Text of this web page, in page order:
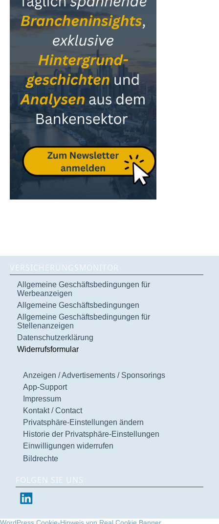
VERSICHERUNGSMONITOR
Allgemeine Geschäftsbedingungen für
Werbeanzeigen
Allgemeine Geschäftsbedingungen
Allgemeine Geschäftsbedingungen für
Stellenanzeigen
Datenschutzerklärung
Widerrufsformular
Anzeigen / Advertisements / Sponsorings
App-Support
Impressum
Kontakt / Contact
Privatsphäre-Einstellungen ändern
Historie der Privatsphäre-Einstellungen
Einwilligungen widerrufen
Bildrechte
FOLGEN SIE UNS